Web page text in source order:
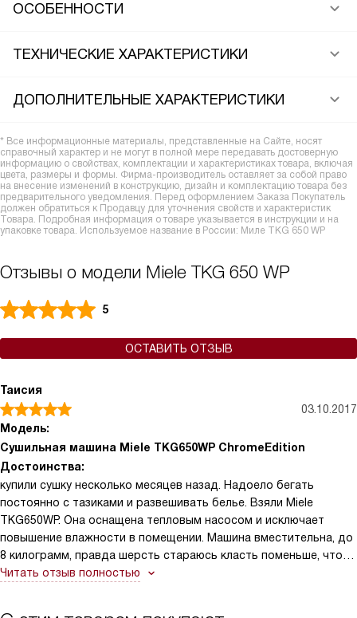
ОСОБЕННОСТИ
ТЕХНИЧЕСКИЕ ХАРАКТЕРИСТИКИ
ДОПОЛНИТЕЛЬНЫЕ ХАРАКТЕРИСТИКИ
* Все информационные материалы, представленные на Сайте, носят
справочный характер и не могут в полной мере передавать достоверную
информацию о свойствах, комплектации и характеристиках товара, включая
цвета, размеры и формы. Фирма-производитель оставляет за собой право
на внесение изменений в конструкцию, дизайн и комплектацию товара без
предварительного уведомления. Перед оформлением Заказа Покупатель
должен обратиться к Продавцу для уточнения свойств и характеристик
Товара. Подробная информация о товаре указывается в инструкции и на
упаковке товара. Используемое название в России: Миле TKG 650 WP
Отзывы о модели Miele TKG 650 WP
5
ОСТАВИТЬ ОТЗЫВ
Таисия
03.10.2017
Модель:
Сушильная машина Miele TKG650WP ChromeEdition
Достоинства:
купили сушку несколько месяцев назад. Надоело бегать
постоянно с тазиками и развешивать белье. Взяли Miele
TKG650WP. Она оснащена тепловым насосом и исключает
повышение влажности в помещении. Машина вместительна, до
8 килограмм, правда шерсть стараюсь класть поменьше, чтоб
лучше просохла. Есть функция «теплый обдув» для сушки
Читать отзыв полностью